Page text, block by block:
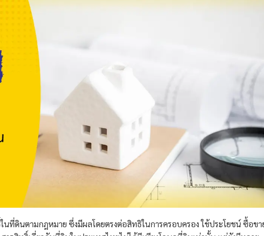
ที่ดินตามกฎหมาย ซึ่งมีผลโดยตรงต่อสิทธิในการครอบครอง ใช้ประโยชน์ ซื้อขา